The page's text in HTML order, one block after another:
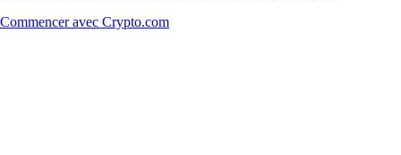
Commencer avec Crypto.com